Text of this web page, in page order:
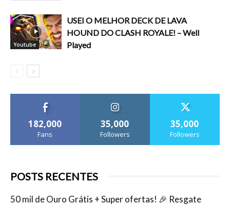
Youtube
USEI O MELHOR DECK DE LAVA
HOUND DO CLASH ROYALE! – Well
Played
182,000
Fans
35,000
Followers
35,000
Followers
POSTS RECENTES
50 mil de Ouro Grátis + Super ofertas! 🎉 Resgate